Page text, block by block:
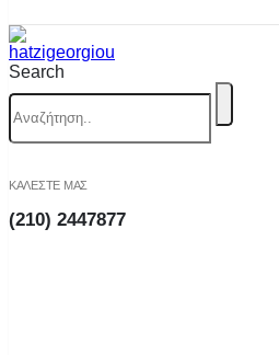
Search
ΚΑΛΕΣΤΕ ΜΑΣ
(210) 2447877